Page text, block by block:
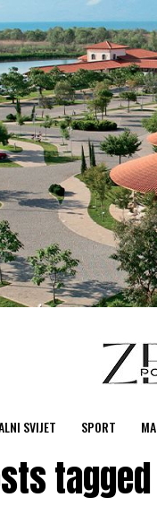
SVIJET SPORT